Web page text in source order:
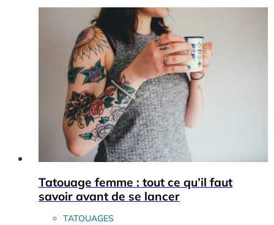
Tatouage femme : tout ce qu’il faut
savoir avant de se lancer
TATOUAGES